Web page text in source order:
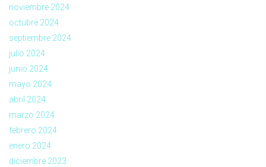
noviembre 2024
octubre 2024
septiembre 2024
julio 2024
junio 2024
mayo 2024
abril 2024
marzo 2024
febrero 2024
enero 2024
diciembre 2023